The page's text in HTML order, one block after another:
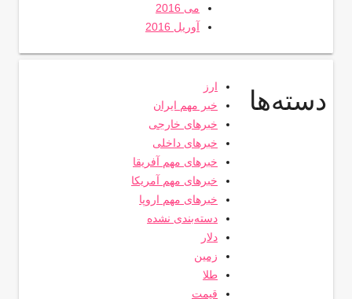
می 2016
آوریل 2016
دسته‌ها
ارز
خبر مهم ایران
خبرهای خارجی
خبرهای داخلی
خبرهای مهم آفریقا
خبرهای مهم آمریکا
خبرهای مهم اروپا
دسته‌بندی نشده
دلار
زمین
طلا
قیمت